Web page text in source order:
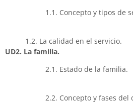
1.1. Concepto y tipos de
1.2. La calidad en el servicio.
UD2. La familia.
2.1. Estado de la familia.
2.2. Concepto y fases del